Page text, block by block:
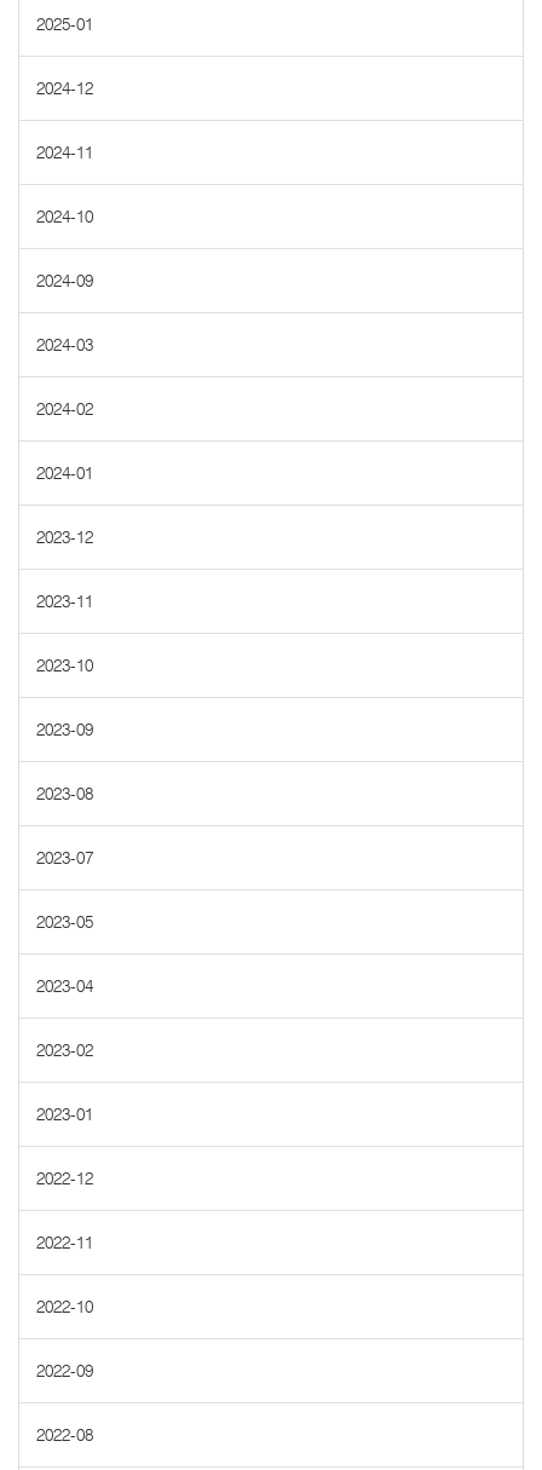
2025-01
2024-12
2024-11
2024-10
2024-09
2024-03
2024-02
2024-01
2023-12
2023-11
2023-10
2023-09
2023-08
2023-07
2023-05
2023-04
2023-02
2023-01
2022-12
2022-11
2022-10
2022-09
2022-08